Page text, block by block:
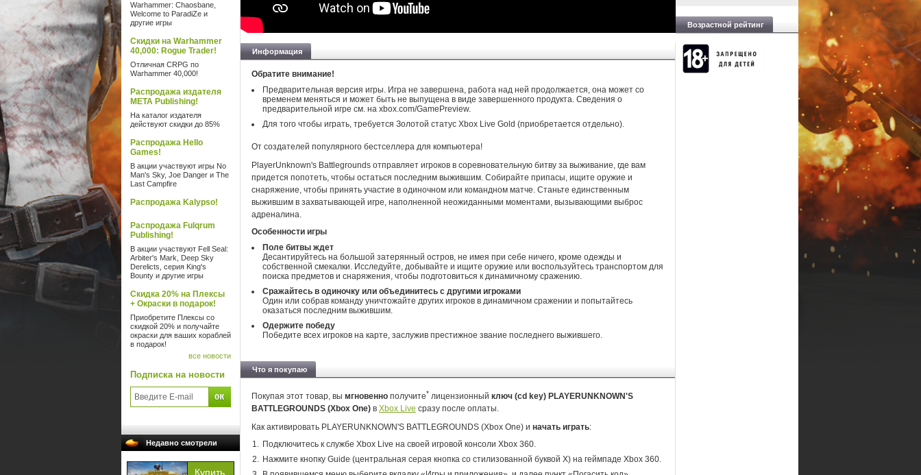
Warhammer: Chaosbane,
Welcome to ParadiZe и
другие игры
Скидки на Warhammer
40,000: Rogue Trader!
Отличная CRPG по
Warhammer 40,000!
Распродажа издателя
META Publishing!
На каталог издателя
действуют скидки до 85%
Распродажа Hello
Games!
В акции участвуют игры No
Man's Sky, Joe Danger и The
Last Campfire
Распродажа Kalypso!
Распродажа Fulqrum
Publishing!
В акции участвуют Fell Seal:
Arbiter's Mark, Deep Sky
Derelicts, серия King's
Bounty и другие игры
Скидка 20% на Плексы
+ Окраски в подарок!
Приобретите Плексы со
скидкой 20% и получайте
окраски для ваших кораблей
в подарок!
все новости
Подписка на новости
Недавно смотрели
Информация
Обратите внимание!
Предварительная версия игры. Игра не завершена, работа над ней продолжается, она может со
временем меняться и может быть не выпущена в виде завершенного продукта. Сведения о
предварительной игре см. на xbox.com/GamePreview.
Для того чтобы играть, требуется Золотой статус Xbox Live Gold (приобретается отдельно).
От создателей популярного бестселлера для компьютера!
PlayerUnknown's Battlegrounds отправляет игроков в соревновательную битву за выживание, где вам
придется попотеть, чтобы остаться последним выжившим. Собирайте припасы, ищите оружие и
снаряжение, чтобы принять участие в одиночном или командном матче. Станьте единственным
выжившим в захватывающей игре, наполненной неожиданными моментами, вызывающими выброс
адреналина.
Особенности игры
Поле битвы ждет
Десантируйтесь на большой затерянный остров, не имея при себе ничего, кроме одежды и
собственной смекалки. Исследуйте, добывайте и ищите оружие или воспользуйтесь транспортом для
поиска предметов и снаряжения, чтобы подготовиться к динамичному сражению.
Сражайтесь в одиночку или объединитесь с другими игроками
Один или собрав команду уничтожайте других игроков в динамичном сражении и попытайтесь
оказаться последним выжившим.
Одержите победу
Победите всех игроков на карте, заслужив престижное звание последнего выжившего.
Что я покупаю
Покупая этот товар, вы мгновенно получите* лицензионный ключ (cd key) PLAYERUNKNOWN'S
BATTLEGROUNDS (Xbox One) в Xbox Live сразу после оплаты.
Как активировать PLAYERUNKNOWN'S BATTLEGROUNDS (Xbox One) и начать играть:
Подключитесь к службе Xbox Live на своей игровой консоли Xbox 360.
Нажмите кнопку Guide (центральная серая кнопка со стилизованной буквой X) на геймпаде Xbox 360.
Возрастной рейтинг